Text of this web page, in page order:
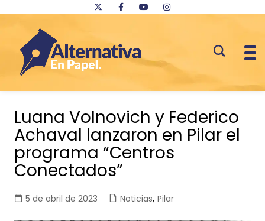
contenido
Luana Volnovich y Federico
Achaval lanzaron en Pilar el
programa “Centros
Conectados”
5 de abril de 2023 Noticias, Pilar